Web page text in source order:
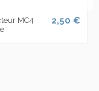
MC4
2,50 €